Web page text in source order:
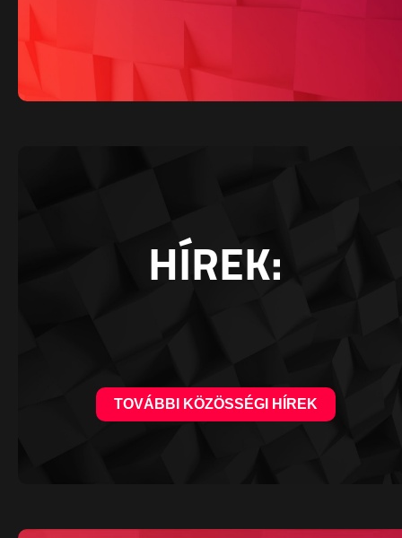
HÍREK:
TOVÁBBI KÖZÖSSÉGI HÍREK